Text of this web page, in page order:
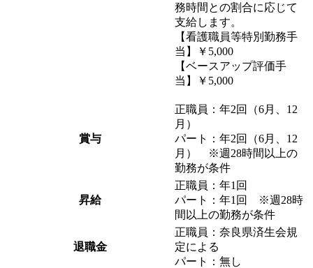
務時間との割合に応じて
支給します。
【看護職員等特別勤務手
当】￥5,000
【ベースアップ評価手
当】￥5,000
賞与
正職員：年2回（6月、12
月）
パート：年2回（6月、12
月） ※週28時間以上の
勤務が条件
昇給
正職員：年1回
パート：年1回 ※週28時
間以上の勤務が条件
退職金
正職員：奈良県済生会規
定による
パート：無し